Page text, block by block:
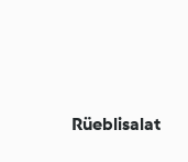
Rüeblisalat